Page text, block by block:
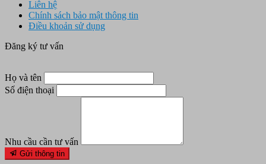
Liên hệ
Chính sách bảo mật thông tin
Điều khoản sử dụng
Đăng ký tư vấn
Họ và tên
Số điện thoại
Nhu cầu cần tư vấn
Gửi thông tin